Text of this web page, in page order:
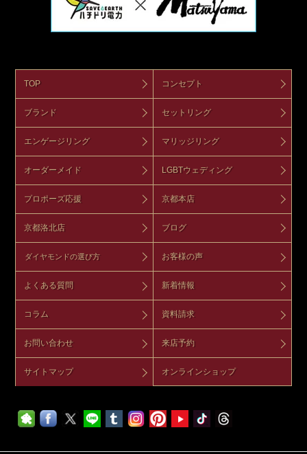
TOP コンセプト
ブランド セットリング
エンゲージリング マリッジリング
オーダーメイド LGBTウェディング
プロポーズ応援 京都本店
京都洛北店 ブログ
ダイヤモンドの選び方 お客様の声
よくある質問 新着情報
コラム 資料請求
お問い合わせ 来店予約
サイトマップ オンラインショップ